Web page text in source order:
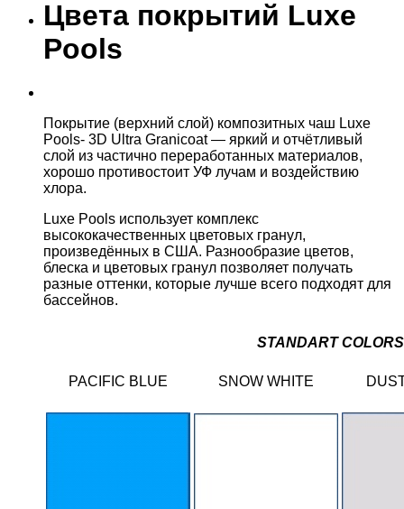
Цвета покрытий Luxe
Pools
Покрытие (верхний слой) композитных чаш Luxe
Pools- 3D Ultra Granicoat — яркий и отчётливый
слой из частично переработанных материалов,
хорошо противостоит УФ лучам и воздействию
хлора.
Luxe Pools использует комплекс
высококачественных цветовых гранул,
произведённых в США. Разнообразие цветов,
блеска и цветовых гранул позволяет получать
разные оттенки, которые лучше всего подходят для
бассейнов.
STANDART COLORS
PACIFIC BLUE SNOW WHITE